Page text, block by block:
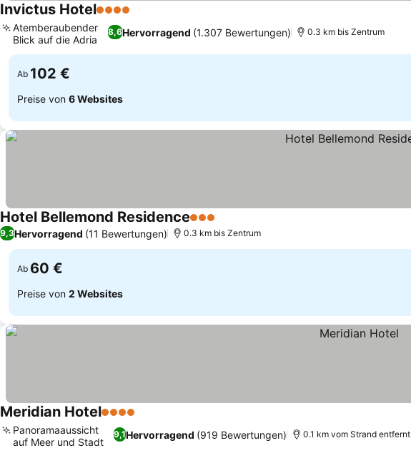
Invictus Hotel4 Sterne
8,6Hervorragend (1.307 Bewertungen)
Atemberaubender
Blick auf die Adria
0.3 km bis Zentrum
Ab 102 €
Preise von 6 Websites
Hotel Bellemond Residence3 Sterne
9,3Hervorragend (11 Bewertungen) 0.3 km bis Zentrum
Ab 60 €
Preise von 2 Websites
Meridian Hotel4 Sterne
9,1Hervorragend (919 Bewertungen)
Panoramaaussicht
auf Meer und Stadt
0.1 km vom Strand entfernt